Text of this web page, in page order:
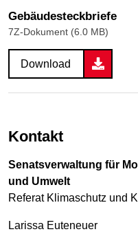
Gebäudesteckbriefe
7Z-Dokument (6.0 MB)
Download
Kontakt
Senatsverwaltung für
und Umwelt
Referat Klimaschutz und
Larissa Euteneuer